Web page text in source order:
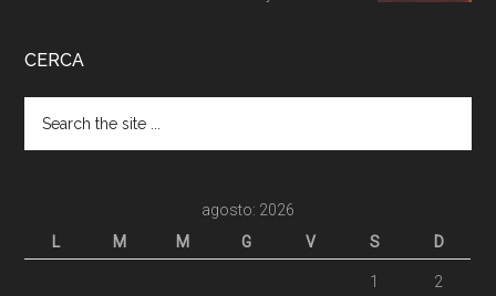
CERCA
agosto: 2026
L
M M G V S D
1 2